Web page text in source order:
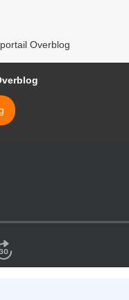
Overblog